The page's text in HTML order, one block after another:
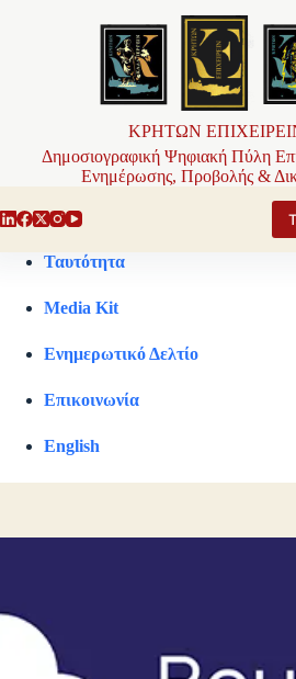
ΚΡΗΤΩΝ
Δημοσιογραφική Ψηφιακή Πύλη
Ενημέρωσης, Προβολής &
Ταυτότητα
Media Kit
Ενημερωτικό Δελτίο
Επικοινωνία
English